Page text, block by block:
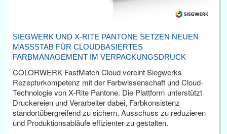
SIEGWERK UND X-RITE PANTONE SETZEN NEUEN
MASSSTAB FÜR CLOUDBASIERTES F
ARBMANAGEMENT IM VERPACKUNGSDRUCK
COLORWERK FastMatch Cloud vereint Siegwerks
Rezepturkompetenz mit der Farbwissenschaft und Cloud-
Technologie von X-Rite Pantone. Die Plattform unterstützt
Druckereien und Verarbeiter dabei, Farbkonsistenz
standortübergreifend zu sichern, Ausschuss zu reduzieren
und Produktionsabläufe effizienter zu gestalten.